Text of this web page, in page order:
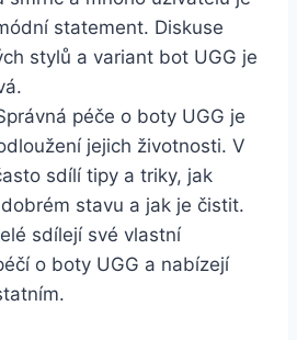
statement. Diskuse
stylů a variant ​bot UGG je
⁢péče o‍ boty UGG je
​jejich životnosti.​ V
sdílí ‍tipy a triky, jak
stavu ​a jak je čistit.
⁢sdílejí své vlastní
o boty‌ UGG a nabízejí